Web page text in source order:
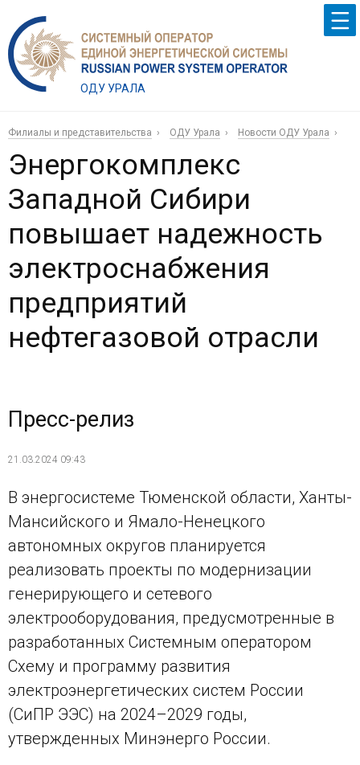
ОДУ УРАЛА
Филиалы и представительства ОДУ Урала Новости ОДУ Урала
Энергокомплекс
Западной Сибири
повышает надежность
электроснабжения
предприятий
нефтегазовой отрасли
Пресс-релиз
21.03.2024 09:43
В энергосистеме Тюменской области, Ханты-
Мансийского и Ямало-Ненецкого
автономных округов планируется
реализовать проекты по модернизации
генерирующего и сетевого
электрооборудования, предусмотренные в
разработанных Системным оператором
Схему и программу развития
электроэнергетических систем России
(СиПР ЭЭС) на 2024–2029 годы,
утвержденных Минэнерго России.